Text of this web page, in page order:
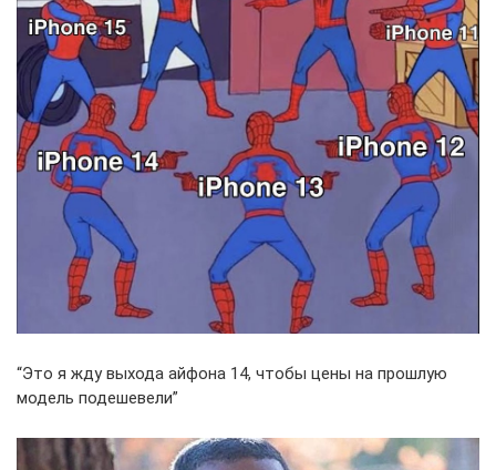
“Это я жду выхода айфона 14, чтобы цены на прошлую
модель подешевели”